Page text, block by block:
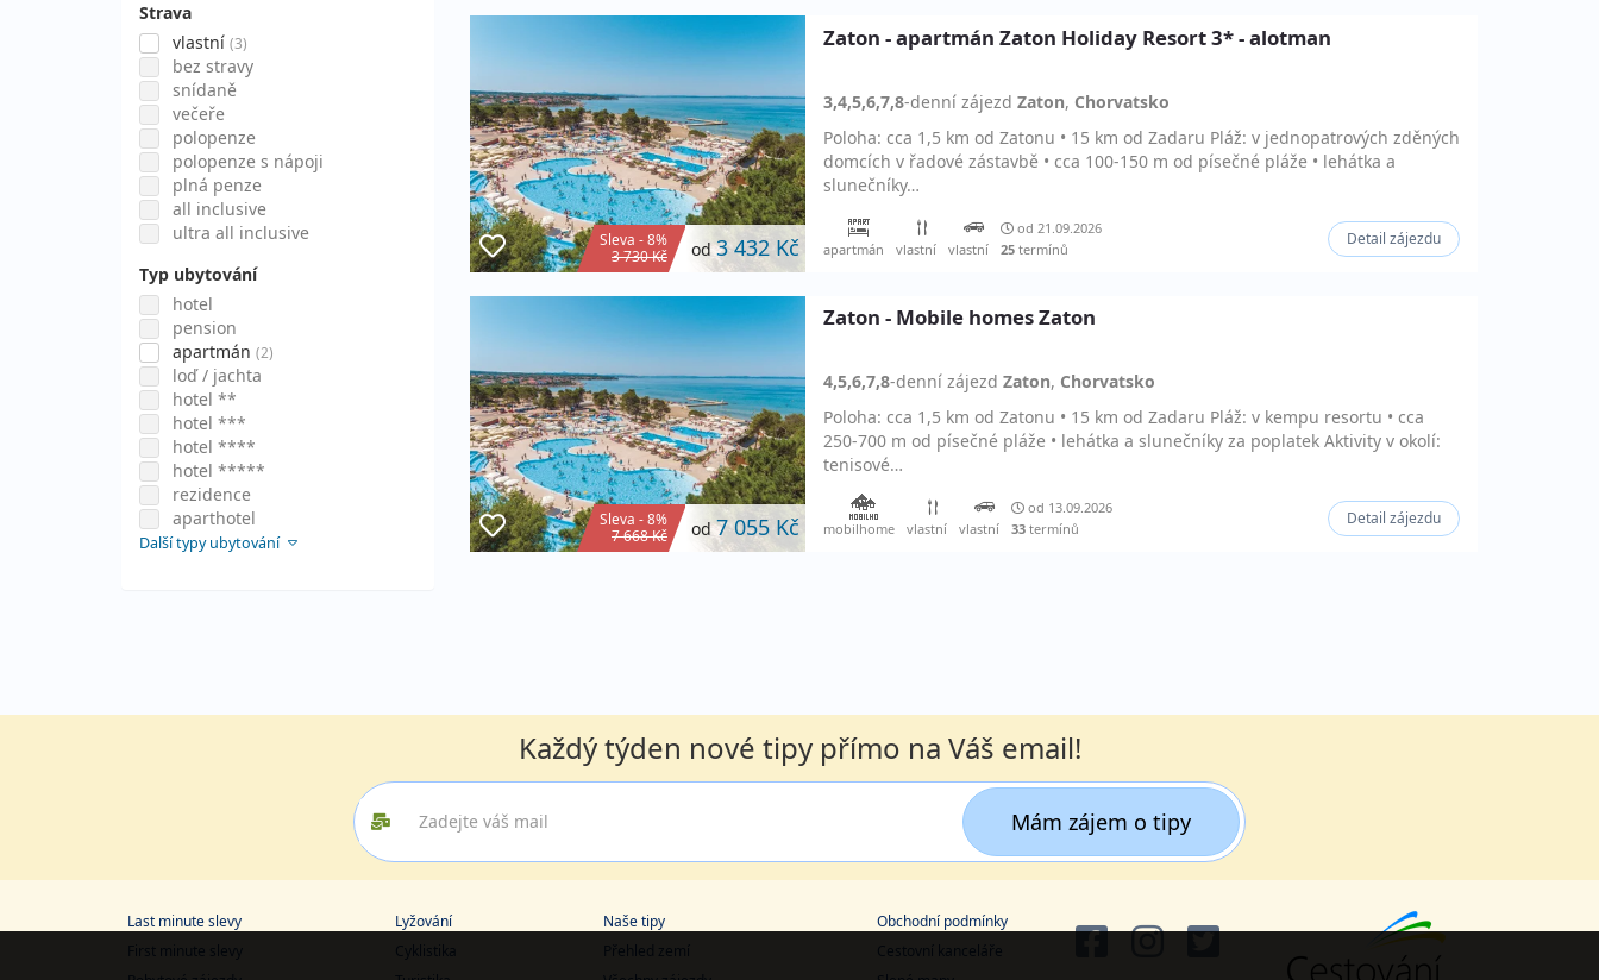
Strava
vlastní (3)
bez stravy
snídaně
večeře
polopenze
polopenze s nápoji
plná penze
all inclusive
ultra all inclusive
Typ ubytování
hotel
pension
apartmán (2)
loď / jachta
hotel **
hotel ***
hotel ****
hotel *****
rezidence
aparthotel
Další typy ubytování
Sleva - 8%
3 730 Kč
od3 432 Kč
Zaton - apartmán Zaton Holiday Resort 3* - alotman
3,4,5,6,7,8-dennízájezd Zaton, Chorvatsko
Poloha: cca 1,5 km od Zatonu • 15 km od Zadaru Pláž: v jednopatrových zděných
domcích v řadové zástavbě • cca 100-150 m od písečné pláže • lehátka a
slunečníky…
apartmán vlastní vlastní
od 21.09.2026
25termínů
Detail zájezdu
Sleva - 8%
7 668 Kč
od7 055 Kč
Zaton - Mobile homes Zaton
4,5,6,7,8-dennízájezd Zaton, Chorvatsko
Poloha: cca 1,5 km od Zatonu • 15 km od Zadaru Pláž: v kempu resortu • cca
250-700 m od písečné pláže • lehátka a slunečníky za poplatek Aktivity v okolí:
tenisové…
mobilhome vlastní vlastní
od 13.09.2026
33termínů
Detail zájezdu
Každý týden nové tipy přímo na Váš email!
Mám zájem o tipy
Last minute slevy
First minute slevy
Lyžování
Cyklistika
Naše tipy
Přehled zemí
Obchodní podmínky
Cestovní kanceláře